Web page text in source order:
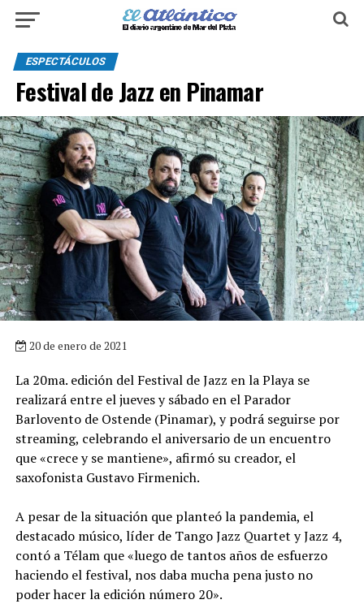
ESPECTÁCULOS
Festival de Jazz en Pinamar
20 de enero de 2021
La 20ma. edición del Festival de Jazz en la Playa se
realizará entre el jueves y sábado en el Parador
Barlovento de Ostende (Pinamar), y podrá seguirse por
streaming, celebrando el aniversario de un encuentro
que «crece y se mantiene», afirmó su creador, el
saxofonista Gustavo Firmenich.
A pesar de la situación que planteó la pandemia, el
destacado músico, líder de Tango Jazz Quartet y Jazz 4,
contó a Télam que «luego de tantos años de esfuerzo
haciendo el festival, nos daba mucha pena justo no
poder hacer la edición número 20».